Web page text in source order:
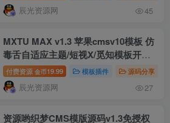
辰光资源网 45
MXTU MAX v1.3 苹果cmsv10模板 仿
毒舌自适应主题/短视X/觅知模板开源
版源码
付费资源 金币19.99 模板插件 源码分享
辰光资源网 27
资源哟织梦CMS模版源码v1.3免授权